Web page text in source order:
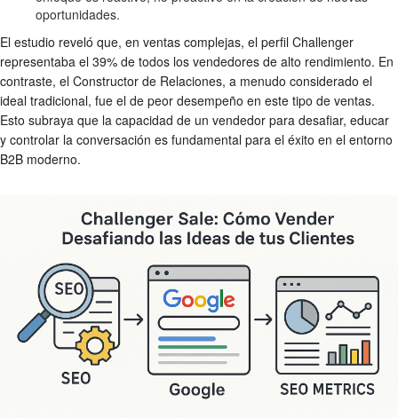
oportunidades.
El estudio reveló que, en ventas complejas, el perfil Challenger
representaba el 39% de todos los vendedores de alto rendimiento. En
contraste, el Constructor de Relaciones, a menudo considerado el
ideal tradicional, fue el de peor desempeño en este tipo de ventas.
Esto subraya que la capacidad de un vendedor para desafiar, educar
y controlar la conversación es fundamental para el éxito en el entorno
B2B moderno.